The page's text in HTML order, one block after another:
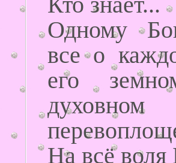
Одному
все о
его
духовном
На всё воля